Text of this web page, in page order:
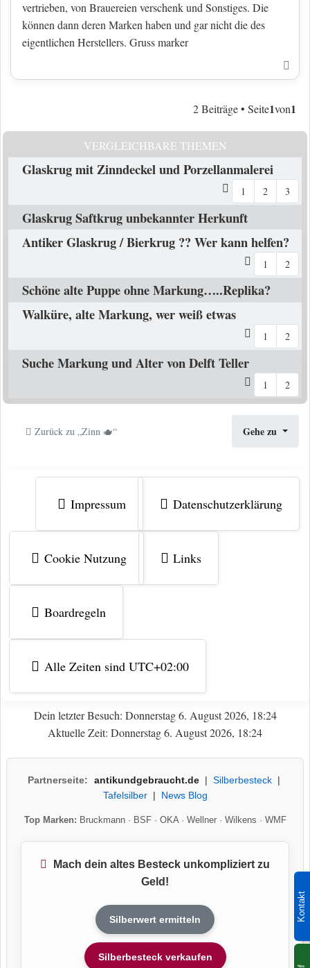
Kontakt
vertrieben, von Brauereien verschenk und Sonstiges. Die
können dann deren Marken haben und gar nicht die des
eigentlichen Herstellers. Gruss marker
2 Beiträge • Seite1von1
VERGLEICHBARE THEMEN
Glaskrug mit Zinndeckel und Porzellanmalerei
1 2 3
Glaskrug Saftkrug unbekannter Herkunft
Antiker Glaskrug / Bierkrug ?? Wer kann helfen?
1 2
Schöne alte Puppe ohne Markung…..Replika?
Walküre, alte Markung, wer weiß etwas
1 2
Suche Markung und Alter von Delft Teller
1 2
Zurück zu „Zinn 🫖“ Gehe zu
Impressum Datenschutzerklärung
Cookie Nutzung Links
Boardregeln
Alle Zeiten sind UTC+02:00
Dein letzter Besuch: Donnerstag 6. August 2026, 18:24
Aktuelle Zeit: Donnerstag 6. August 2026, 18:24
Partnerseite: antikundgebraucht.de| Silberbesteck|
Tafelsilber| News Blog
Top Marken: Bruckmann· BSF· OKA· Wellner· Wilkens · WMF
Mach dein altes Besteck unkompliziert zu
Geld!
Silberwert ermitteln
Silberbesteck verkaufen